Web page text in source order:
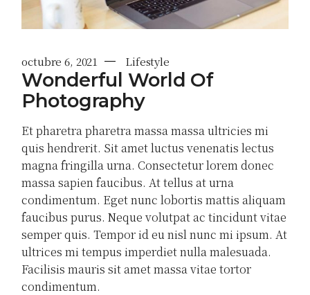
octubre 6, 2021 Lifestyle
Wonderful World Of
Photography
Et pharetra pharetra massa massa ultricies mi
quis hendrerit. Sit amet luctus venenatis lectus
magna fringilla urna. Consectetur lorem donec
massa sapien faucibus. At tellus at urna
condimentum. Eget nunc lobortis mattis aliquam
faucibus purus. Neque volutpat ac tincidunt vitae
semper quis. Tempor id eu nisl nunc mi ipsum. At
ultrices mi tempus imperdiet nulla malesuada.
Facilisis mauris sit amet massa vitae tortor
condimentum.